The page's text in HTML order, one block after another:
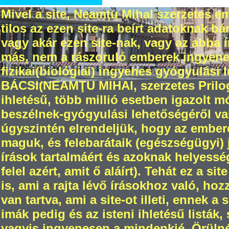
Mivel a site, Neamţu Mihal szerzetes
tilos az ezen site-ra beírt adatoknak
vagy akár ezen site-nak, vagy az
más, nem a rászoruló emberek
fizikai(biológiai) ingyenes gyógyulási
BÁCSI(NEAMŢU MIHAI, szerzetes
ihletésű, több millió esetben igazolt
beszélnek-gyógyulási lehetőségéről
úgyszintén elrendeljük, hogy az
maguk, és felebarátaik
írások tartalmáért és azoknak
felel azért, amit ő aláírt). Tehát ez a
is, ami a rajta lévő írásokhoz való,
van tartva, ami a site-ot illeti, ennek a
imák pedig és az isteni ihletésű